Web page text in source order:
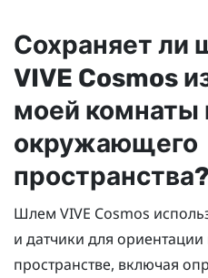
Сохраняет ли
VIVE Cosmos
моей комнаты
окружающего
пространства?
Шлем VIVE Cosmos
и датчики для
пространстве, включая